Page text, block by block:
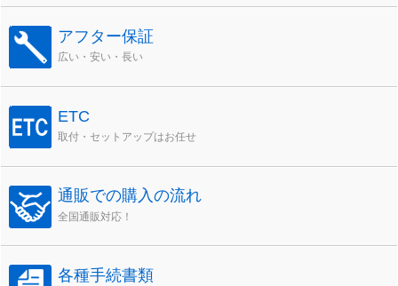
アフター保証
広い・安い・長い
ETC
取付・セットアップはお任せ
通販での購入の流れ
全国通販対応！
各種手続書類